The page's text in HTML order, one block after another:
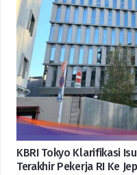
KBRI Tokyo Klarifikasi
Terakhir Pekerja RI Ke